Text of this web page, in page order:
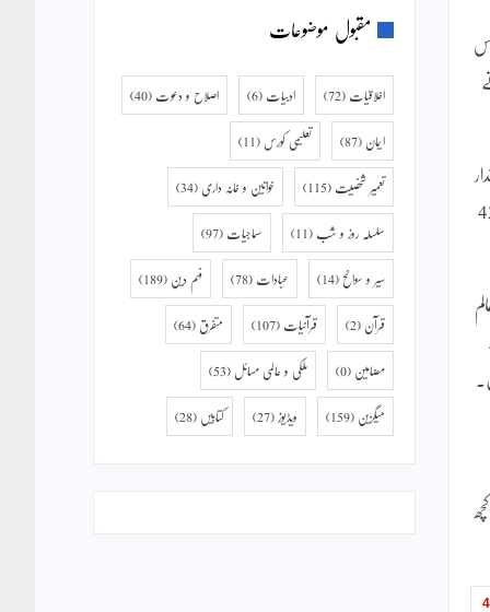
کر دیا گیا۔ جون 1942 میں پیدا ہونے والے قذافی کی عمر موت کے وقت 69 برس
چیزیں مجبوراً چھوڑنی پڑتی ہیں۔ چاہے انسان کی زندگی 69 سال کی ہو یا اس کا اقتدار 42
مقبول موضوعات
اخلاقیات (72) ادبیات (6) اصلاح و دعوت (40)
ایمان (87) تعلیمی کورس (11)
تعمیر شخصیت (115) خواتین و خانہ داری (34)
سلسلہ روز و شب (11) سماجیات (97)
سیر و سوانح(14) عبادات (78) فہم دین (189)
قرآن (2) قرآنیات (107) متفرق (64)
مضامین (0) ملکی و عالمی مسائل (53)
میگزین (159) ویڈیوز (27) کتابیں (28)